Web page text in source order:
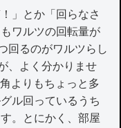
」とか「回らなさ
ワルツの回転量が
回るのがワルツらし
、よく分かりませ
よりもちょっと多
ル回っているうち
。とにかく、部屋